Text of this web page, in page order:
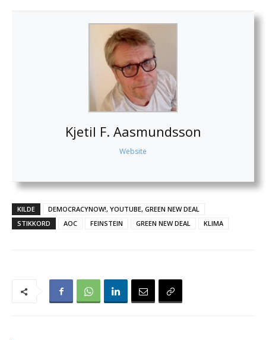
Kjetil F. Aasmundsson
Website
KILDE
DEMOCRACYNOW!, YOUTUBE, GREEN NEW DEAL
STIKKORD
AOC FEINSTEIN GREEN NEW DEAL KLIMA